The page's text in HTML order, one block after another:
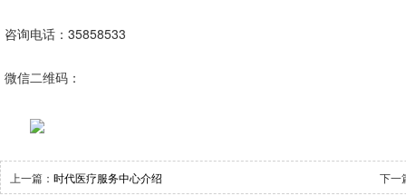
咨询电话：35858533
微信二维码：
上一篇： 时代医疗服务中心介绍 下一